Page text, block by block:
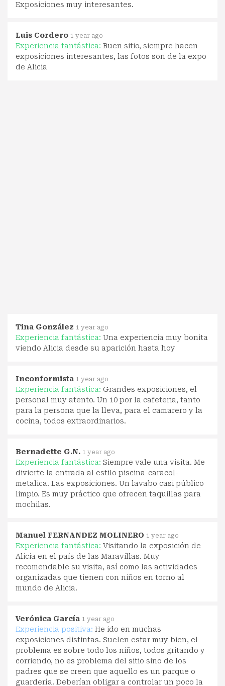
Exposiciones muy interesantes.
Luis Cordero 1 year ago
Experiencia fantástica: Buen sitio, siempre hacen
exposiciones interesantes, las fotos son de la expo
de Alicia
Tina González 1 year ago
Experiencia fantástica: Una experiencia muy bonita
viendo Alicia desde su aparición hasta hoy
Inconformista 1 year ago
Experiencia fantástica: Grandes exposiciones, el
personal muy atento. Un 10 por la cafeteria, tanto
para la persona que la lleva, para el camarero y la
cocina, todos extraordinarios.
Bernadette G.N. 1 year ago
Experiencia fantástica: Siempre vale una visita. Me
divierte la entrada al estilo piscina-caracol-
metalica. Las exposiciones. Un lavabo casi público
limpio. Es muy práctico que ofrecen taquillas para
mochilas.
Manuel FERNANDEZ MOLINERO 1 year ago
Experiencia fantástica: Visitando la exposición de
Alicia en el país de las Maravillas. Muy
recomendable su visita, así como las actividades
organizadas que tienen con niños en torno al
mundo de Alicia.
Verónica García 1 year ago
Experiencia positiva: He ido en muchas
exposiciones distintas. Suelen estar muy bien, el
problema es sobre todo los niños, todos gritando y
corriendo, no es problema del sitio sino de los
padres que se creen que aquello es un parque o
guardería. Deberían obligar a controlar un poco la